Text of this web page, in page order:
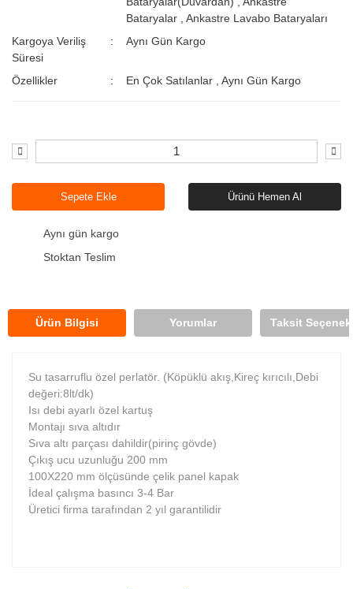
Bataryalar
,Ankastre Lavabo Bataryaları
Kargoya Veriliş
Süresi
Aynı Gün Kargo
Özellikler En Çok Satılanlar ,Aynı Gün Kargo
Sepete Ekle Ürünü Hemen Al
Aynı gün kargo
Stoktan Teslim
Ürün Bilgisi Yorumlar Taksit
Su tasarruflu özel perlatör. (Köpüklü akış,Kireç kırıcılı,Debi
değeri:8lt/dk)
Isı debi ayarlı özel kartuş
Montajı sıva altıdır
Sıva altı parçası dahildir(pirinç gövde)
Çıkış ucu uzunluğu 200 mm
100X220 mm ölçüsünde çelik panel kapak
İdeal çalışma basıncı 3-4 Bar
Üretici firma tarafından 2 yıl garantilidir